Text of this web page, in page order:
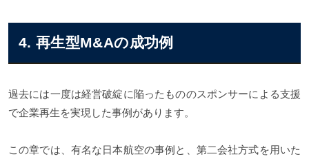
4. 再生型M&Aの成功例
過去には一度は経営破綻に陥ったもののスポンサーによる支援
で企業再生を実現した事例があります。
この章では、有名な日本航空の事例と、第二会社方式を用いた